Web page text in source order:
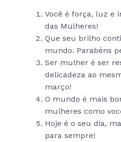
Você é força, luz e
das Mulheres!
Que seu brilho
mundo. Parabéns
Ser mulher é ser
delicadeza ao
março!
O mundo é mais
mulheres como
Hoje é o seu dia,
para sempre!